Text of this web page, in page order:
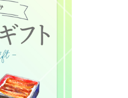
が定
ます。
つい
てい
用の